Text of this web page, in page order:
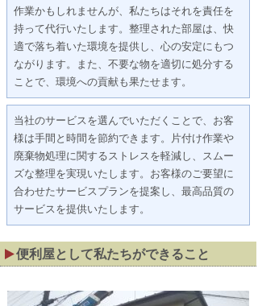
作業かもしれませんが、私たちはそれを責任を
持って代行いたします。整理された部屋は、快
適で落ち着いた環境を提供し、心の安定にもつ
ながります。また、不要な物を適切に処分する
ことで、環境への貢献も果たせます。
当社のサービスを選んでいただくことで、お客
様は手間と時間を節約できます。片付け作業や
廃棄物処理に関するストレスを軽減し、スムー
ズな整理を実現いたします。お客様のご要望に
合わせたサービスプランを提案し、最高品質の
サービスを提供いたします。
便利屋として私たちができること